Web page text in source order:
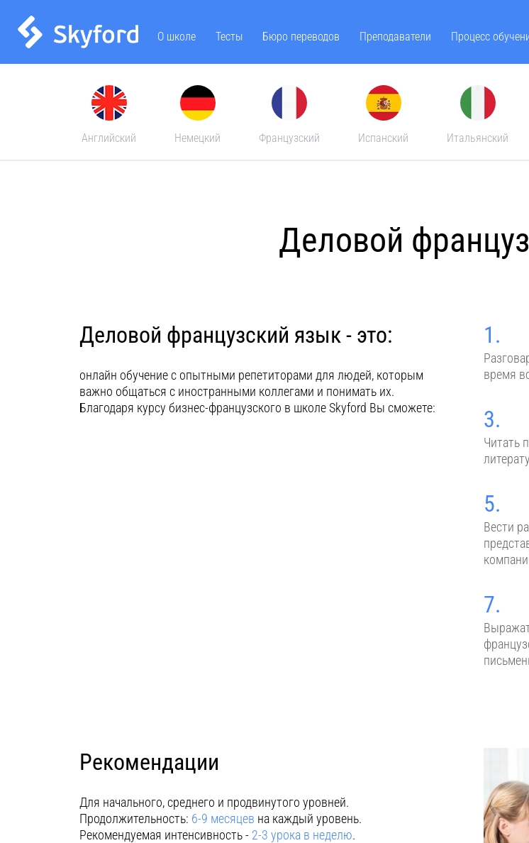
О школе Тесты Бюро переводов Преподаватели Процесс
Английский Немецкий Французский Испанский Итальянский
Деловой
Деловой французский язык - это:
онлайн обучение с опытными репетиторами для людей, которым
важно общаться с иностранными коллегами и понимать их.
Благодаря курсу бизнес-французского в школе Skyford Вы сможете:
1.
время
3.
Читать
5.
Вести
7.
Рекомендации
Для начального, среднего и продвинутого уровней.
Продолжительность: 6-9 месяцев на каждый уровень.
Рекомендуемая интенсивность - 2-3 урока в неделю.